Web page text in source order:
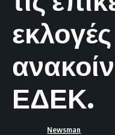
εκλογές
ΕΔΕΚ.
Newsman